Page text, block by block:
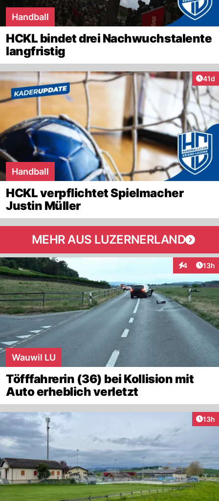
Handball
HCKL bindet drei Nachwuchstalente
langfristig
41d
Handball
HCKL verpflichtet Spielmacher
Justin Müller
MEHR AUS LUZERNERLAND
4
Interaktionen
13h
Wauwil LU
Töfffahrerin (36) bei Kollision mit
Auto erheblich verletzt
13h